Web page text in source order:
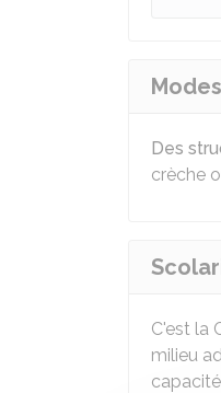
Des
crèche
C'est la
milieu